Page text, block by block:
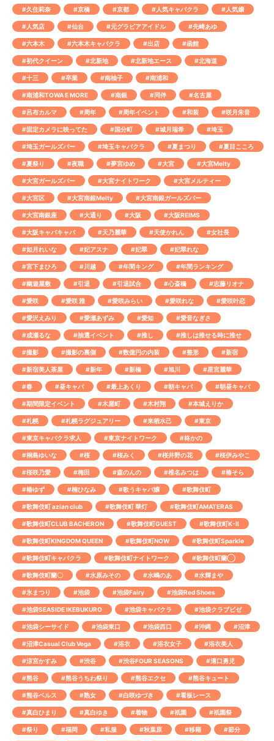
#久住莉奈 #京橋 #京都 #人気キャバクラ #人気嬢
#人気店 #仙台 #元グラビアアイドル #先崎あゆ
#六本木 #六本木キャバクラ #出店 #函館
#初代クイーン #北新地 #北新地エース #北海道
#十三 #卒業 #南柚子 #南浦和
#南浦和TOWA E MORE #南銀 #同伴 #名古屋
#呂布カルマ #周年 #周年イベント #和装 #咲月朱音
#固定カメラに映ってた #国分町 #城月瑞希 #埼玉
#埼玉ガールズバー #埼玉キャバクラ #夏まつり #夏目こころ
#夏祭り #夜職 #夢宮ゆめ #大宮 #大宮Melty
#大宮ガールズバー #大宮ナイトワーク #大宮メルティー
#大宮区 #大宮南銀Melty #大宮南銀ガールズバー
#大宮南銀座 #大通り #大阪 #大阪REIMS
#大阪キャバキャバ #天乃麗華 #天使かれん #女社長
#如月れいな #妃アスナ #妃翠 #妃翠れな
#宮下まひろ #川越 #年間キング #年間ランキング
#幽遊屋敷 #引退 #引退試合 #心斎橋 #志藤リオナ
#愛咲 #愛咲 雅 #愛咲みらい #愛咲れな #愛咲叶恋
#愛沢えみり #愛瀬あずみ #愛知 #愛音なぎさ
#成瀬るな #抽選イベント #推し #推しは推せる時に推せ
#撮影 #撮影の裏側 #数億円の内装 #整形 #新宿
#新宿美人茶屋 #新年 #新橋 #旭川 #星宮麗華
#春 #昼キャバ #最上あくり #朝キャバ #朝昼キャバ
#期間限定イベント #木屋町 #木村翔 #本城えりか
#札幌 #札幌ラグジュアリー #来栖水己 #東京
#東京キャバクラ求人 #東京ナイトワーク #柊かの
#桐島ゆいな #桜 #桜みく #桜井野の花 #桜伊みやこ
#桜咲乃愛 #梅田 #森のんの #椎名みつは #椿そら
#椿ゆず #楠ひなみ #歌うキャバ嬢 #歌舞伎町
#歌舞伎町 azian club #歌舞伎町 華灯 #歌舞伎町AMATERAS
#歌舞伎町CLUB BACHERON #歌舞伎町GUEST #歌舞伎町K-Ⅱ
#歌舞伎町KINGDOM QUEEN #歌舞伎町NOW #歌舞伎町Sparkle
#歌舞伎町キャバクラ #歌舞伎町ナイトワーク #歌舞伎町蘭◯
#歌舞伎町蘭〇 #水原みその #水嶋のあ #水輝まや
#氷まつり #池袋 #池袋Fairy #池袋Red Shoes
#池袋SEASIDE IKEBUKURO #池袋キャバクラ #池袋クラブビゼ
#池袋シーサイド #池袋東口 #池袋西口 #沖縄 #沼津
#沼津Casual Club Vega #浴衣 #浴衣女子 #浴衣美人
#涼宮かすみ #渋谷 #渋谷FOUR SEASONS #溝口勇児
#熊谷 #熊谷うちわ祭り #熊谷エクセ #熊谷キュート
#熊谷ベルス #熟女 #白咲ゆづき #看板レース
#真白ひまり #真白ゆき #着物 #祇園 #祇園祭
#祭り #福岡 #私服 #秋葉原 #移籍 #節分